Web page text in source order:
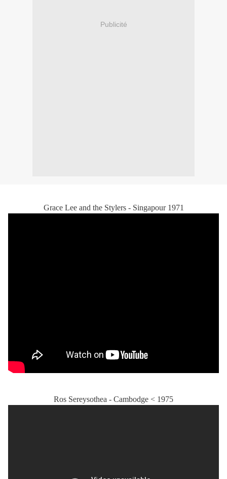
Publicité
Grace Lee and the Stylers - Singapour 1971
Ros Sereysothea - Cambodge < 1975